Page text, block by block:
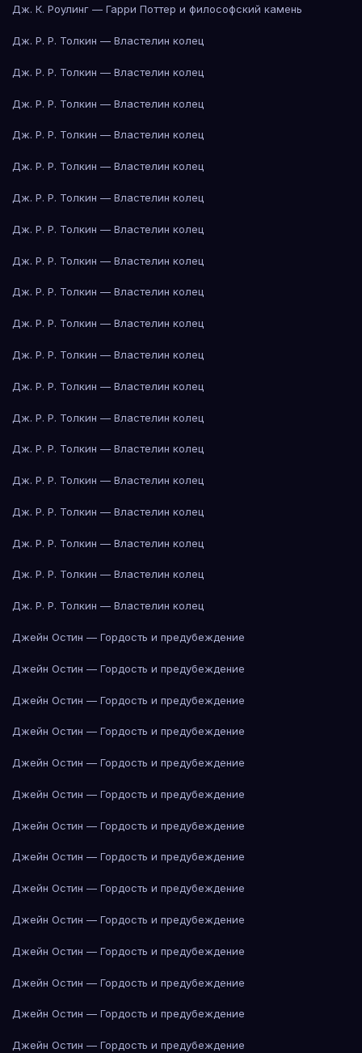
Дж. К. Роулинг — Гарри Поттер и философский камень
Дж. Р. Р. Толкин — Властелин колец
Дж. Р. Р. Толкин — Властелин колец
Дж. Р. Р. Толкин — Властелин колец
Дж. Р. Р. Толкин — Властелин колец
Дж. Р. Р. Толкин — Властелин колец
Дж. Р. Р. Толкин — Властелин колец
Дж. Р. Р. Толкин — Властелин колец
Дж. Р. Р. Толкин — Властелин колец
Дж. Р. Р. Толкин — Властелин колец
Дж. Р. Р. Толкин — Властелин колец
Дж. Р. Р. Толкин — Властелин колец
Дж. Р. Р. Толкин — Властелин колец
Дж. Р. Р. Толкин — Властелин колец
Дж. Р. Р. Толкин — Властелин колец
Дж. Р. Р. Толкин — Властелин колец
Дж. Р. Р. Толкин — Властелин колец
Дж. Р. Р. Толкин — Властелин колец
Дж. Р. Р. Толкин — Властелин колец
Дж. Р. Р. Толкин — Властелин колец
Джейн Остин — Гордость и предубеждение
Джейн Остин — Гордость и предубеждение
Джейн Остин — Гордость и предубеждение
Джейн Остин — Гордость и предубеждение
Джейн Остин — Гордость и предубеждение
Джейн Остин — Гордость и предубеждение
Джейн Остин — Гордость и предубеждение
Джейн Остин — Гордость и предубеждение
Джейн Остин — Гордость и предубеждение
Джейн Остин — Гордость и предубеждение
Джейн Остин — Гордость и предубеждение
Джейн Остин — Гордость и предубеждение
Джейн Остин — Гордость и предубеждение
Джейн Остин — Гордость и предубеждение